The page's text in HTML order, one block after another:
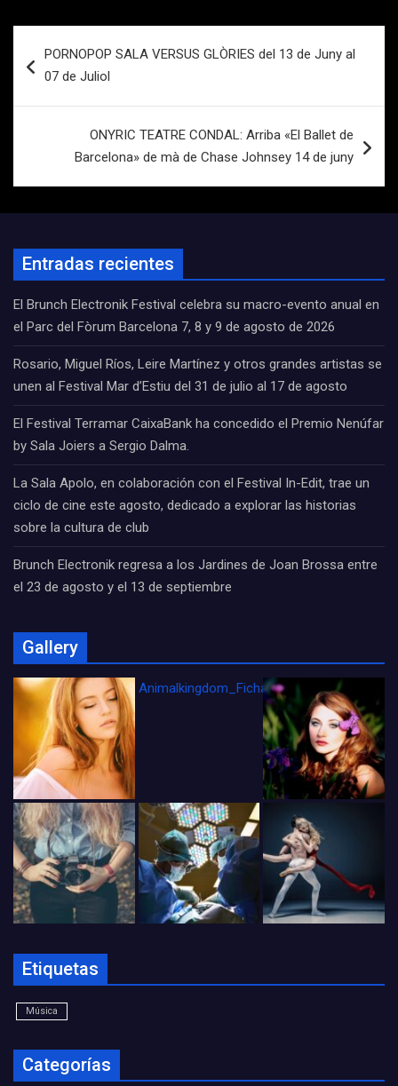
de
PORNOPOP SALA VERSUS GLÒRIES del 13 de Juny al
07 de Juliol
ONYRIC TEATRE CONDAL: Arriba «El Ballet de
Barcelona» de mà de Chase Johnsey 14 de juny
Entradas recientes
El Brunch Electronik Festival celebra su macro-evento anual en
el Parc del Fòrum Barcelona 7, 8 y 9 de agosto de 2026
Rosario, Miguel Ríos, Leire Martínez y otros grandes artistas se
unen al Festival Mar d’Estiu del 31 de julio al 17 de agosto
El Festival Terramar CaixaBank ha concedido el Premio Nenúfar
by Sala Joiers a Sergio Dalma.
La Sala Apolo, en colaboración con el Festival In-Edit, trae un
ciclo de cine este agosto, dedicado a explorar las historias
sobre la cultura de club
Brunch Electronik regresa a los Jardines de Joan Brossa entre
el 23 de agosto y el 13 de septiembre
Gallery
Animalkingdom_FichaCine
Etiquetas
Música
Categorías